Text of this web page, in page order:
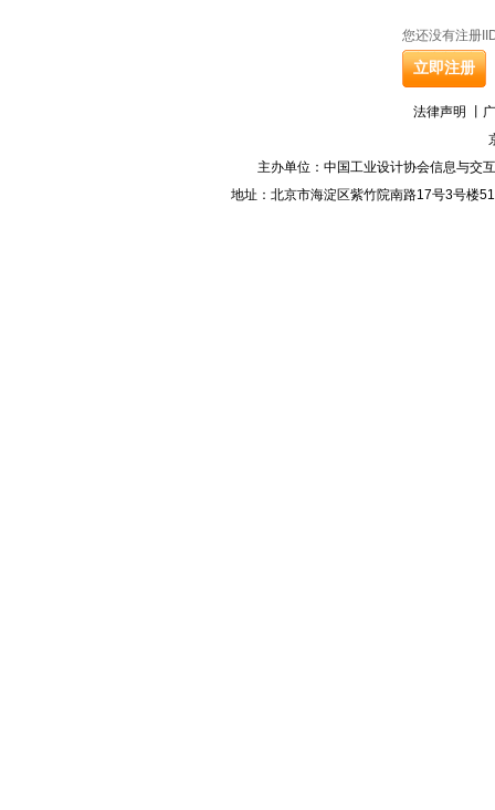
您还没有注册
法律声明
主办单位：中国工业设计协会信息与交
地址：北京市海淀区紫竹院南路17号3号楼